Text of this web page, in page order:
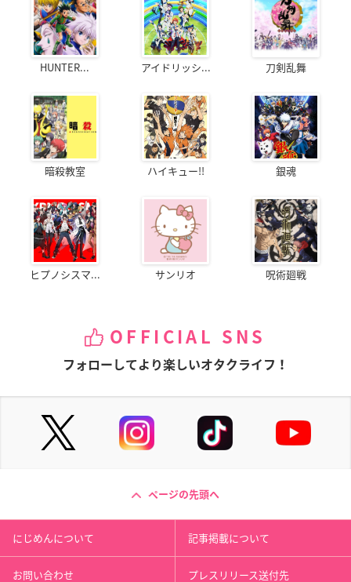
HUNTER... アイドリッシ... 刀剣乱舞
暗殺教室 ハイキュー!! 銀魂
ヒプノシスマ... サンリオ 呪術廻戦
OFFICIAL SNS
フォローしてより楽しいオタクライフ！
ページの先頭へ
にじめんについて 記事掲載について
お問い合わせ プレスリリース送付先